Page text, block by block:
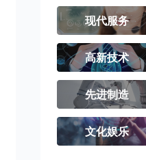
现代服务
高新技术
先进制造
文化娱乐